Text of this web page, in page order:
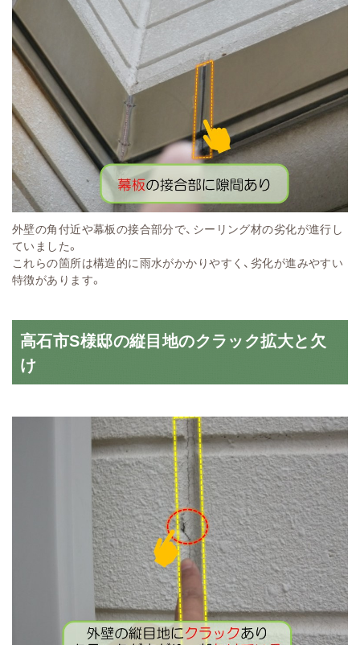
外壁の角付近や幕板の接合部分で、シーリング材の劣化が進行し
ていました。
これらの箇所は構造的に雨水がかかりやすく、劣化が進みやすい
特徴があります。
高石市S様邸の縦目地のクラック拡大と欠
け